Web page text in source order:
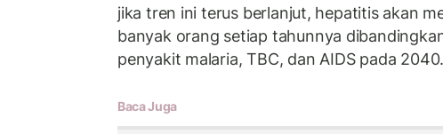
jika tren ini terus berlanjut, hepatitis akan
banyak orang setiap tahunnya
penyakit malaria, TBC, dan AIDS pada 2040.
Baca Juga